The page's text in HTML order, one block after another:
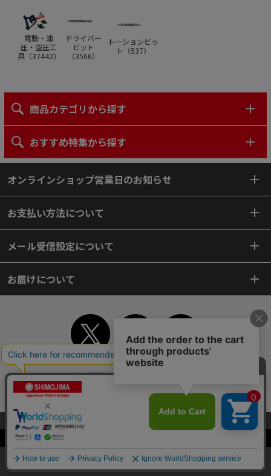
当サイトはクッキー（Cookie）を使用しています。Cookieの使用に同意いた
だける場合は「OK」をクリックしてください。
OK
電動・油
圧・空圧工
具（37442）
ドライバー
ビット
（3566）
トーションビッ
ト（537）
商品カテゴリから探す
おすすめ特集から探す
オンラインショップ営業日のお知らせ
お支払い方法について
メール受信設定について
お届けについて
TOP 初めてご利用のお客様へ
個人情報保護方針
よくあるご質問
お問い合わせ
ピンポイントサーチ
サイトマップ
WEBカタログ 英語版TOP
Copyright© 2018 SHIMOJIMA Co.,Ltd. All Rights Reserved.